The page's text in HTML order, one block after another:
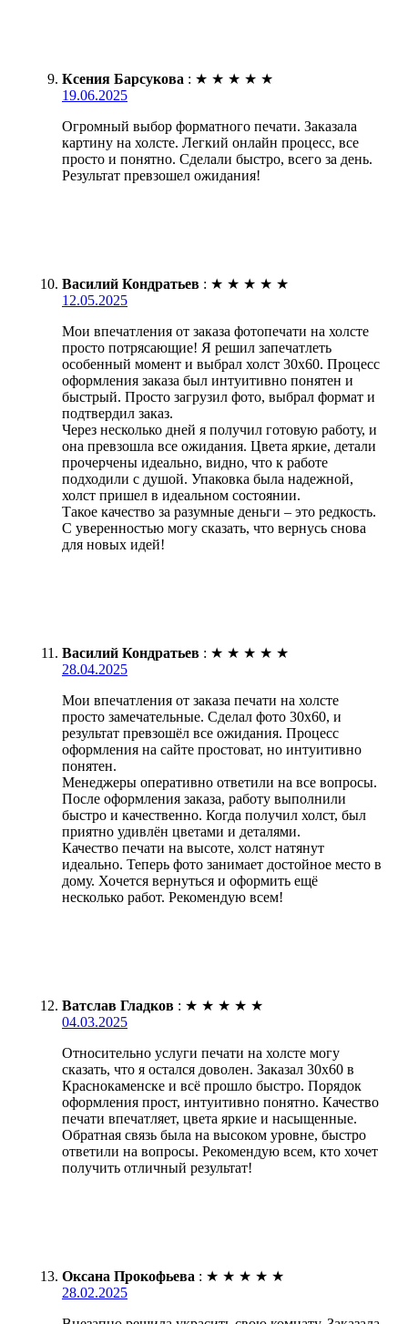
Ксения Барсукова : ★ ★ ★ ★ ★
19.06.2025
Огромный выбор форматного печати. Заказала
картину на холсте. Легкий онлайн процесс, все
просто и понятно. Сделали быстро, всего за день.
Результат превзошел ожидания!
Василий Кондратьев : ★ ★ ★ ★ ★
12.05.2025
Мои впечатления от заказа фотопечати на холсте
просто потрясающие! Я решил запечатлеть
особенный момент и выбрал холст 30х60. Процесс
оформления заказа был интуитивно понятен и
быстрый. Просто загрузил фото, выбрал формат и
подтвердил заказ.
Через несколько дней я получил готовую работу, и
она превзошла все ожидания. Цвета яркие, детали
прочерчены идеально, видно, что к работе
подходили с душой. Упаковка была надежной,
холст пришел в идеальном состоянии.
Такое качество за разумные деньги – это редкость.
С уверенностью могу сказать, что вернусь снова
для новых идей!
Василий Кондратьев : ★ ★ ★ ★ ★
28.04.2025
Мои впечатления от заказа печати на холсте
просто замечательные. Сделал фото 30х60, и
результат превзошёл все ожидания. Процесс
оформления на сайте простоват, но интуитивно
понятен.
Менеджеры оперативно ответили на все вопросы.
После оформления заказа, работу выполнили
быстро и качественно. Когда получил холст, был
приятно удивлён цветами и деталями.
Качество печати на высоте, холст натянут
идеально. Теперь фото занимает достойное место в
дому. Хочется вернуться и оформить ещё
несколько работ. Рекомендую всем!
Ватслав Гладков : ★ ★ ★ ★ ★
04.03.2025
Относительно услуги печати на холсте могу
сказать, что я остался доволен. Заказал 30х60 в
Краснокаменске и всё прошло быстро. Порядок
оформления прост, интуитивно понятно. Качество
печати впечатляет, цвета яркие и насыщенные.
Обратная связь была на высоком уровне, быстро
ответили на вопросы. Рекомендую всем, кто хочет
получить отличный результат!
Оксана Прокофьева : ★ ★ ★ ★ ★
28.02.2025